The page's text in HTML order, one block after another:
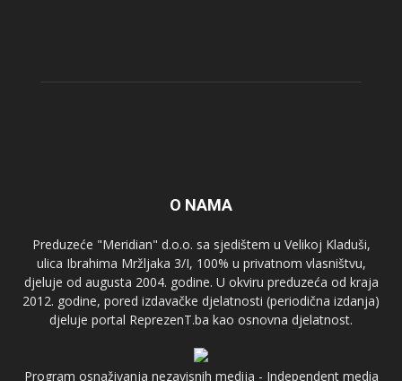
O NAMA
Preduzeće "Meridian" d.o.o. sa sjedištem u Velikoj Kladuši,
ulica Ibrahima Mržljaka 3/I, 100% u privatnom vlasništvu,
djeluje od augusta 2004. godine. U okviru preduzeća od kraja
2012. godine, pored izdavačke djelatnosti (periodična izdanja)
djeluje portal ReprezenT.ba kao osnovna djelatnost.
Program osnaživanja nezavisnih medija - Independent media